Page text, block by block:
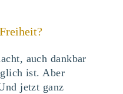
auch dankbar
ist. Aber
jetzt ganz